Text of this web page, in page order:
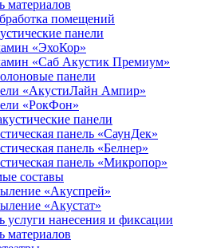
материалов
помещений
панели
«ЭхоКор»
«Саб Акустик Премиум»
панели
«АкустиЛайн Ампир»
«РокФон»
панели
панель «СаунДек»
панель «Белнер»
панель «Микропор»
составы
«Акуспрей»
«Акустат»
услуги нанесения и фиксации
материалов